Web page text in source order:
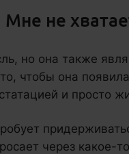
Мне не
но она также
чтобы она
и просто
через какое-